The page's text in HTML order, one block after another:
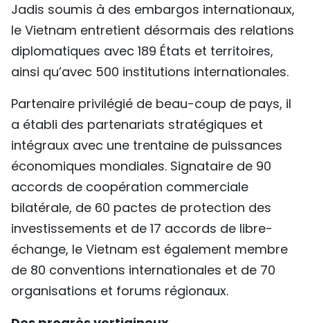
Jadis soumis à des embargos internationaux,
le Vietnam entretient désormais des relations
diplomatiques avec 189 États et territoires,
ainsi qu’avec 500 institutions internationales.
Partenaire privilégié de beau-coup de pays, il
a établi des partenariats stratégiques et
intégraux avec une trentaine de puissances
économiques mondiales. Signataire de 90
accords de coopération commerciale
bilatérale, de 60 pactes de protection des
investissements et de 17 accords de libre-
échange, le Vietnam est également membre
de 80 conventions internationales et de 70
organisations et forums régionaux.